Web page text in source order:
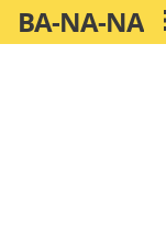
Skip
to
BA-NA-NA